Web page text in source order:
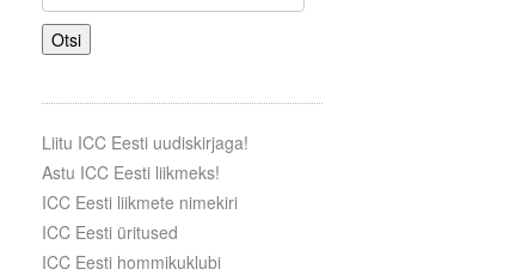
Otsi
Liitu ICC Eesti uudiskirjaga!
Astu ICC Eesti liikmeks!
ICC Eesti liikmete nimekiri
ICC Eesti üritused
ICC Eesti hommikuklubi